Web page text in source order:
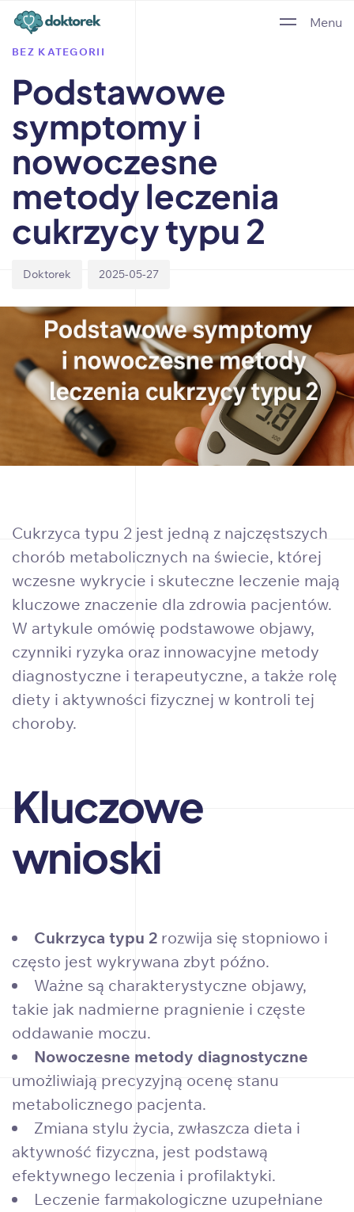
Menu
PUBLISHED
BEZ KATEGORII
Podstawowe
symptomy i
nowoczesne
metody leczenia
cukrzycy typu 2
Author
Doktorek
Published
2025-05-27
Cukrzyca typu 2 jest jedną z najczęstszych
chorób metabolicznych na świecie, której
wczesne wykrycie i skuteczne leczenie mają
kluczowe znaczenie dla zdrowia pacjentów.
W artykule omówię podstawowe objawy,
czynniki ryzyka oraz innowacyjne metody
diagnostyczne i terapeutyczne, a także rolę
diety i aktywności fizycznej w kontroli tej
choroby.
Kluczowe
wnioski
Cukrzyca typu 2 rozwija się stopniowo i
często jest wykrywana zbyt późno.
Ważne są charakterystyczne objawy,
takie jak nadmierne pragnienie i częste
oddawanie moczu.
Nowoczesne metody diagnostyczne
umożliwiają precyzyjną ocenę stanu
metabolicznego pacjenta.
Zmiana stylu życia, zwłaszcza dieta i
aktywność fizyczna, jest podstawą
efektywnego leczenia i profilaktyki.
Leczenie farmakologiczne uzupełniane